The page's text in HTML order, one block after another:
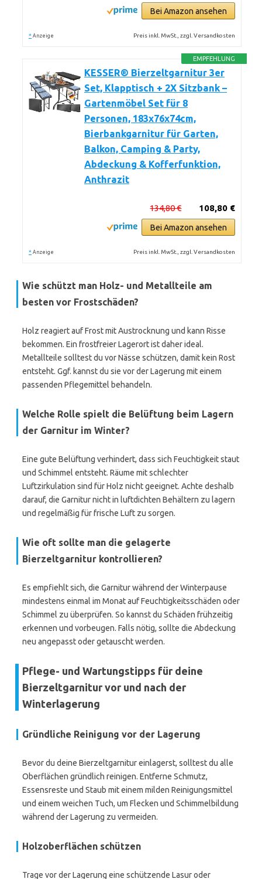
Bei Amazon ansehen
* Anzeige Preis inkl. MwSt., zzgl. Versandkosten
EMPFEHLUNG
KESSER® Bierzeltgarnitur 3er
Set, Klapptisch + 2X Sitzbank –
Gartenmöbel Set für 8
Personen, 183x76x74cm,
Bierbankgarnitur für Garten,
Balkon, Camping & Party,
Abdeckung & Kofferfunktion,
Anthrazit
108,80 €
134,80 €
Bei Amazon ansehen
* Anzeige Preis inkl. MwSt., zzgl. Versandkosten
Wie schützt man Holz- und Metallteile am
besten vor Frostschäden?
Holz reagiert auf Frost mit Austrocknung und kann Risse
bekommen. Ein frostfreier Lagerort ist daher ideal.
Metallteile solltest du vor Nässe schützen, damit kein Rost
entsteht. Ggf. kannst du sie vor der Lagerung mit einem
passenden Pflegemittel behandeln.
Welche Rolle spielt die Belüftung beim Lagern
der Garnitur im Winter?
Eine gute Belüftung verhindert, dass sich Feuchtigkeit staut
und Schimmel entsteht. Räume mit schlechter
Luftzirkulation sind für Holz nicht geeignet. Achte deshalb
darauf, die Garnitur nicht in luftdichten Behältern zu lagern
und regelmäßig für frische Luft zu sorgen.
Wie oft sollte man die gelagerte
Bierzeltgarnitur kontrollieren?
Es empfiehlt sich, die Garnitur während der Winterpause
mindestens einmal im Monat auf Feuchtigkeitsschäden oder
Schimmel zu überprüfen. So kannst du Schäden frühzeitig
erkennen und vorbeugen. Falls nötig, sollte die Abdeckung
neu angepasst oder getauscht werden.
Pflege- und Wartungstipps für deine
Bierzeltgarnitur vor und nach der
Winterlagerung
Gründliche Reinigung vor der Lagerung
Bevor du deine Bierzeltgarnitur einlagerst, solltest du alle
Oberflächen gründlich reinigen. Entferne Schmutz,
Essensreste und Staub mit einem milden Reinigungsmittel
und einem weichen Tuch, um Flecken und Schimmelbildung
während der Lagerung zu vermeiden.
Holzoberflächen schützen
Trage vor der Lagerung eine schützende Lasur oder